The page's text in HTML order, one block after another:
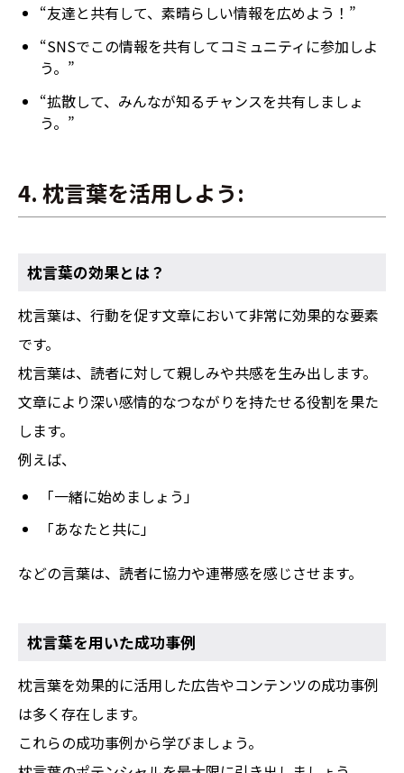
“友達と共有して、素晴らしい情報を広めよう！”
“SNSでこの情報を共有してコミュニティに参加しよ
う。”
“拡散して、みんなが知るチャンスを共有しましょ
う。”
4. 枕言葉を活用しよう:
枕言葉の効果とは？
枕言葉は、行動を促す文章において非常に効果的な要素
です。
枕言葉は、読者に対して親しみや共感を生み出します。
文章により深い感情的なつながりを持たせる役割を果た
します。
例えば、
「一緒に始めましょう」
「あなたと共に」
などの言葉は、読者に協力や連帯感を感じさせます。
枕言葉を用いた成功事例
枕言葉を効果的に活用した広告やコンテンツの成功事例
は多く存在します。
これらの成功事例から学びましょう。